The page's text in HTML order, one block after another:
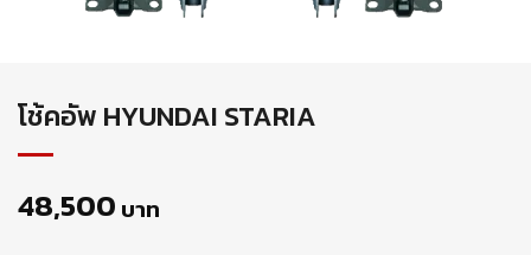
โช้คอัพ HYUNDAI STARIA
48,500 บาท